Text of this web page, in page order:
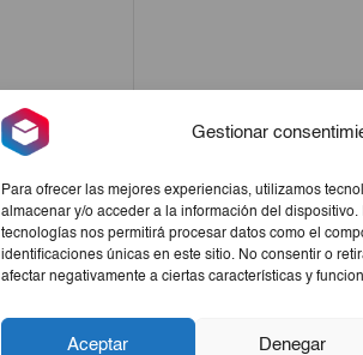
Gestionar
Para ofrecer las mejores experiencias, utilizamos
almacenar y/o acceder a la información del
tecnologías nos permitirá procesar datos como el
identificaciones únicas en este sitio. No consentir o
afectar negativamente a ciertas características y
Aceptar Denegar